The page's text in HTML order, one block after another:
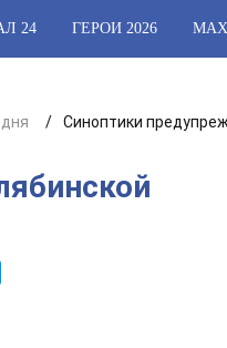
24 ГЕРОИ 2026 МАХ
Синоптики